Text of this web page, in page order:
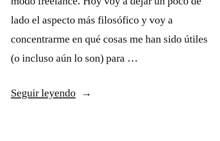
lado el aspecto más filosófico y voy a
concentrarme en qué cosas me han sido útiles
(o incluso aún lo son) para …
Seguir leyendo«Mi